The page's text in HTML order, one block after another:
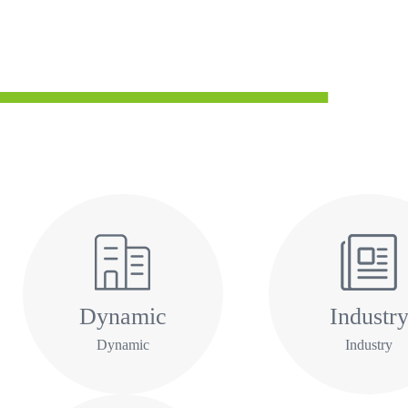
Dynamic
Dynamic
Industry
Industry